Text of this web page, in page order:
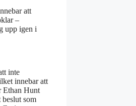
att
–
upp igen i
inte
innebar att
Ethan Hunt
beslut som